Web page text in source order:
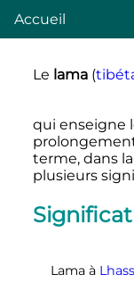
Accueil
Le lama(
qui enseigne
terme, dans
plusieurs
Lama à